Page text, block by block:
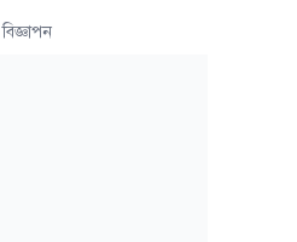
বিজ্ঞাপন